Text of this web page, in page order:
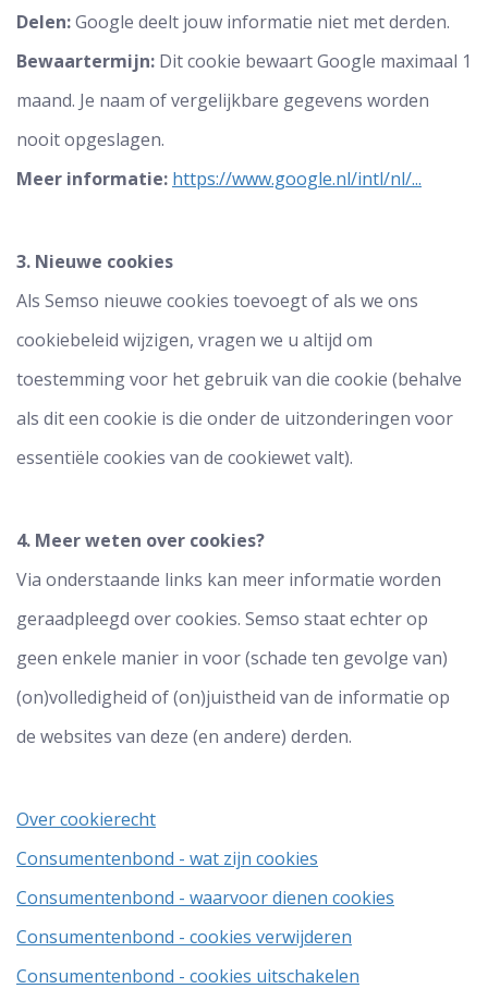
Delen:Google deelt jouw informatie niet met derden.
Bewaartermijn: Dit cookie bewaart Google maximaal 1
maand. Je naam of vergelijkbare gegevens worden
nooit opgeslagen.
Meer informatie: https://www.google.nl/intl/nl/...
3. Nieuwe cookies
Als Semso nieuwe cookies toevoegt of als we ons
cookiebeleid wijzigen, vragen we u altijd om
toestemming voor het gebruik van die cookie (behalve
als dit een cookie is die onder de uitzonderingen voor
essentiële cookies van de cookiewet valt).
4. Meer weten over cookies?
Via onderstaande links kan meer informatie worden
geraadpleegd over cookies. Semso staat echter op
geen enkele manier in voor (schade ten gevolge van)
(on)volledigheid of (on)juistheid van de informatie op
de websites van deze (en andere) derden.
Over cookierecht
Consumentenbond - wat zijn cookies
Consumentenbond - waarvoor dienen cookies
Consumentenbond - cookies verwijderen
Consumentenbond - cookies uitschakelen